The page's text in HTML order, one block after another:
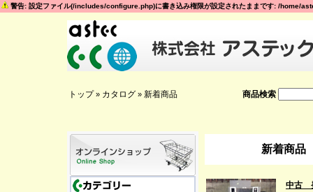
警告: 設定ファイル(/includes/configure.php)に書き込み権限が設定されたままです: /
トップ» カタログ » 新着商品 商品検索
新着商品
中古